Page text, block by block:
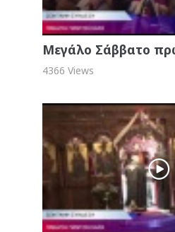
Μεγάλο Σάββατο
4366 Views